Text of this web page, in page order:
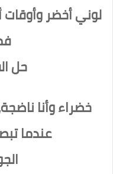
لوني أخضر
حل
خضراء وأنا
عندما